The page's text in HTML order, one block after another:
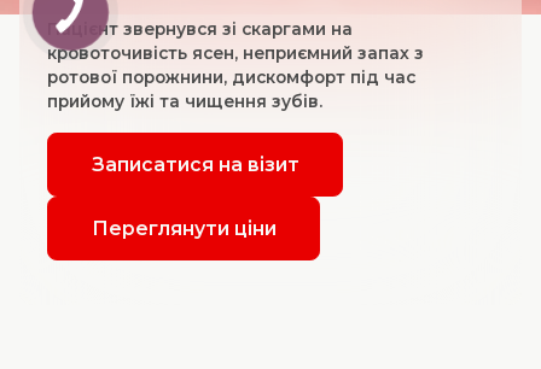
Пацієнт звернувся зі скаргами на
кровоточивість ясен, неприємний запах з
ротової порожнини, дискомфорт під час
прийому їжі та чищення зубів.
Записатися на візит
Переглянути ціни